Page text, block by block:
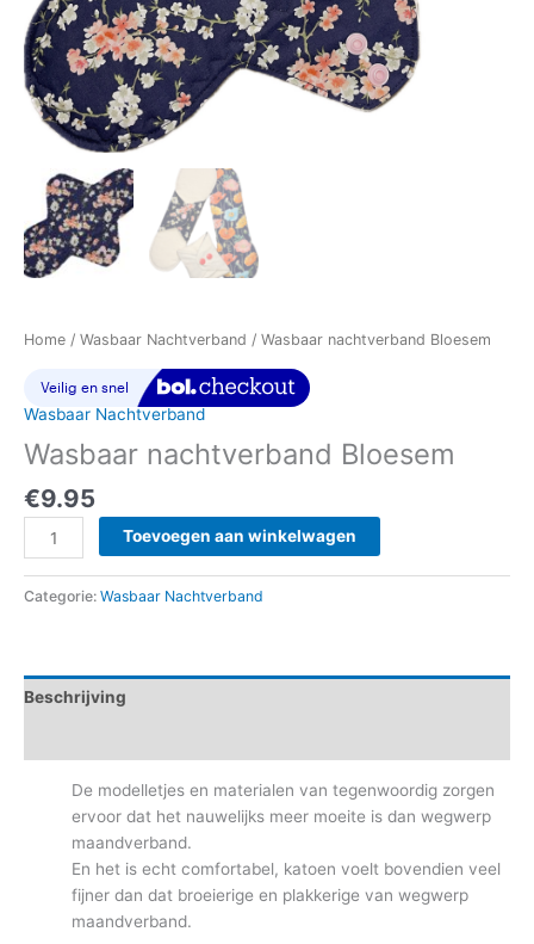
Home / Wasbaar Nachtverband / Wasbaar nachtverband Bloesem
Wasbaar Nachtverband
Wasbaar nachtverband Bloesem
€9.95
Toevoegen aan winkelwagen
Categorie: Wasbaar Nachtverband
Beschrijving
De modelletjes en materialen van tegenwoordig zorgen
ervoor dat het nauwelijks meer moeite is dan wegwerp
maandverband.
En het is echt comfortabel, katoen voelt bovendien veel
fijner dan dat broeierige en plakkerige van wegwerp
maandverband.